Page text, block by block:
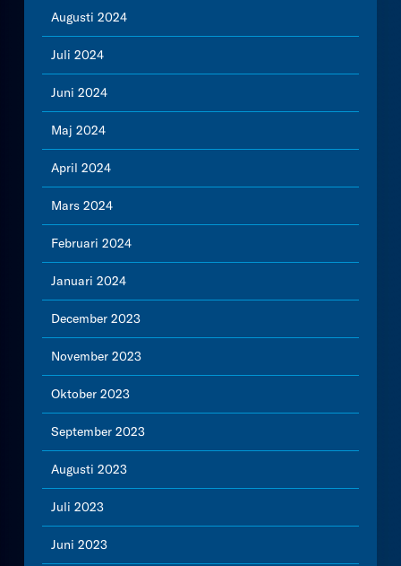
Augusti 2024
Juli 2024
Juni 2024
Maj 2024
April 2024
Mars 2024
Februari 2024
Januari 2024
December 2023
November 2023
Oktober 2023
September 2023
Augusti 2023
Juli 2023
Juni 2023